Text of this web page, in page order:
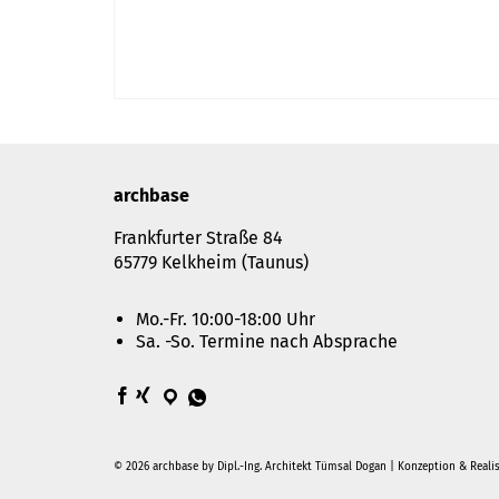
archbase
Frankfurter Straße 84
65779 Kelkheim (Taunus)
Mo.-Fr. 10:00-18:00 Uhr
Sa. -So. Termine nach Absprache
© 2026 archbase by Dipl.-Ing. Architekt Tümsal Dogan | Konzeption &